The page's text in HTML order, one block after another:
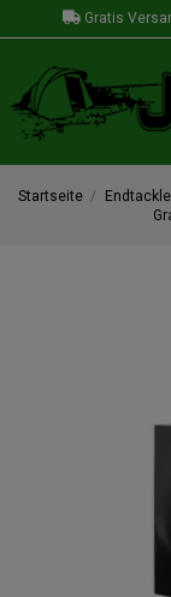
Gratis
Startseite Endtackle